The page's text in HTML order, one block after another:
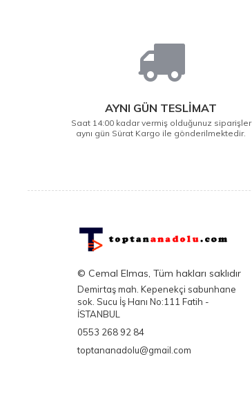
AYNI GÜN TESLİMAT
Saat 14:00 kadar vermiş olduğunuz siparişler
aynı gün Sürat Kargo ile gönderilmektedir.
© Cemal Elmas, Tüm hakları saklıdır
Demirtaş mah. Kepenekçi sabunhane
sok. Sucu İş Hanı No:111 Fatih -
İSTANBUL
0553 268 92 84
toptananadolu@gmail.com